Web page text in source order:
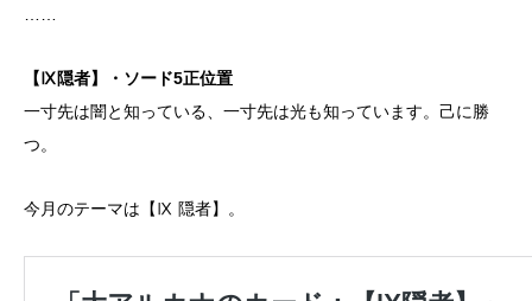
【Ⅸ隠者】・ソード5正位置
一寸先は闇と知っている、一寸先は光も知っています。己に勝
つ。
今月のテーマは【Ⅸ 隠者】。